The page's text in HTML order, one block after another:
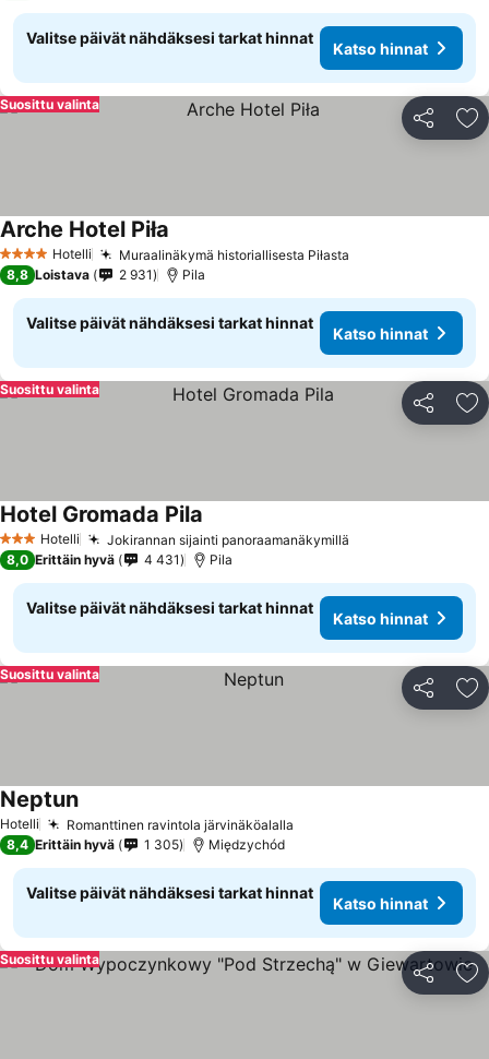
Valitse päivät nähdäksesi tarkat hinnat
Katso hinnat
Jaa
Suosittu valinta
4 Tähtiluokitus
Hotelli Muraalinäkymä historiallisesta Piłasta
Arche Hotel Piła
8,8 Loistava 2 931 Pila
Valitse päivät nähdäksesi tarkat hinnat
Katso hinnat
Jaa
Suosittu valinta
3 Tähtiluokitus
Hotelli Jokirannan sijainti panoraamanäkymillä
Hotel Gromada Pila
8,0 Erittäin hyvä 4 431 Pila
Valitse päivät nähdäksesi tarkat hinnat
Katso hinnat
Jaa
Suosittu valinta
Hotelli Romanttinen ravintola järvinäköalalla
Neptun
8,4 Erittäin hyvä 1 305 Międzychód
Valitse päivät nähdäksesi tarkat hinnat
Katso hinnat
Jaa
Suosittu valinta